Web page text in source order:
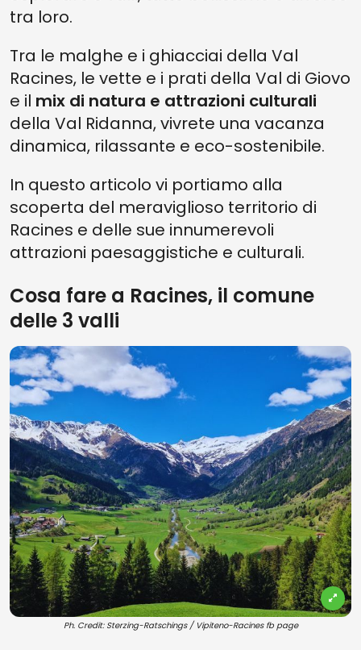
tra loro.
Tra le malghe e i ghiacciai della Val
Racines, le vette e i prati della Val di Giovo
e il mix di natura e attrazioni culturali
della Val Ridanna, vivrete una vacanza
dinamica, rilassante e eco-sostenibile.
In questo articolo vi portiamo alla
scoperta del meraviglioso territorio di
Racines e delle sue innumerevoli
attrazioni paesaggistiche e culturali.
Cosa fare a Racines, il comune
delle 3 valli
Ph. Credit: Sterzing-Ratschings / Vipiteno-Racines fb page